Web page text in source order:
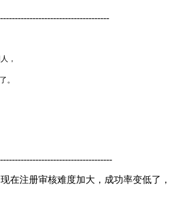
，
。
在注册审核难度加大，成功率变低了，